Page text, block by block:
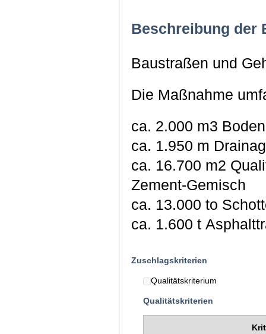
Beschreibung der
Baustraßen und
Die Maßnahme
ca.
ca. 1.950 m
ca. 16.700 m2 Qualifizierte Bodenverbesserung mit Kalk-/
Zement-Gemisch
ca.
ca. 1.600 t
Zuschlagskriterien
Qualitätskriterium
Qualitätskriterien